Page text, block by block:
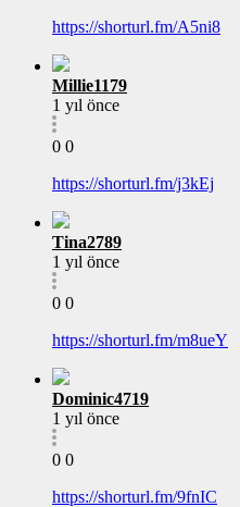
https://shorturl.fm/A5ni8
Millie1179
1 yıl önce
0 0
https://shorturl.fm/j3kEj
Tina2789
1 yıl önce
0 0
https://shorturl.fm/m8ueY
Dominic4719
1 yıl önce
0 0
https://shorturl.fm/9fnIC